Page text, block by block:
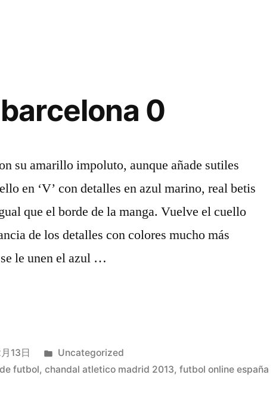
0
su amarillo impoluto, aunque añade sutiles
en ‘V’ con detalles en azul marino, real betis
que el borde de la manga. Vuelve el cuello
de los detalles con colores mucho más
le unen el azul …
13日
Publicado
en
Uncategorized
futbol,chandal atletico madrid 2013,futbol online españa